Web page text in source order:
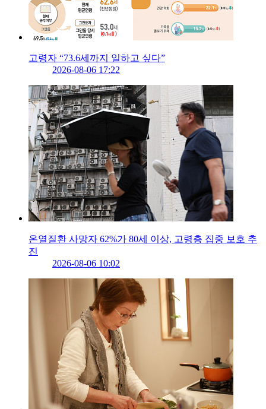
고령자 “73.6세까지 일하고 싶다”
2026-08-06 17:22
온열질환 사망자 62%가 80세 이상, 고령층 집중 보호 추
진
2026-08-06 10:02